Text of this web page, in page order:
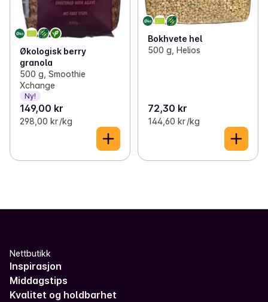
Økologisk berry
granola
500 g, Smoothie
Xchange
Ny!
149,00 kr
298,00 kr /kg
Bokhvete hel
500 g, Helios
72,30 kr
144,60 kr /kg
Nettbutikk
Inspirasjon
Middagstips
Kvalitet og holdbarhet